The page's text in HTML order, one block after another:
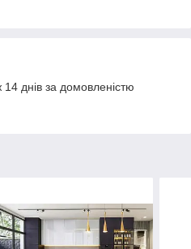
днів за домовленістю